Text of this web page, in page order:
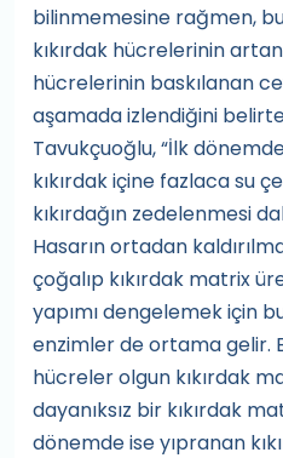
bilinmemesine rağmen, bu
kıkırdak hücrelerinin
hücrelerinin baskılanan
aşamada izlendiğini
Tavukçuoğlu, “İlk
kıkırdak içine fazlaca su
kıkırdağın zedelenmesi
Hasarın ortadan
çoğalıp kıkırdak matrix
yapımı dengelemek için
enzimler de ortama gelir.
hücreler olgun kıkırdak
dayanıksız bir kıkırdak
dönemde ise yıpranan